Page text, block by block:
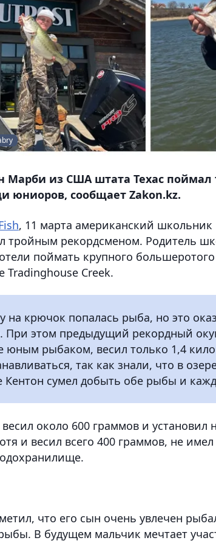
Марби из США штата Техас
юниоров, сообщает Zakon.kz.
, 11 марта американский
тройным рекордсменом. Родитель
поймать крупного
Tradinghouse Creek.
на крючок попалась рыба, но это
При этом предыдущий рекордный
юным рыбаком, весил только 1,4
так как знали, что в
Кентон сумел добыть обе рыбы и
около 600 граммов и
и весил всего 400 граммов, не
что его сын очень увлечен
В будущем мальчик мечтает